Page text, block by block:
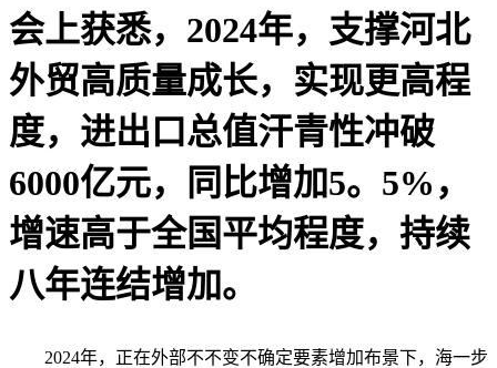
会上获悉，2024年，支撑河北
外贸高质量成长，实现更高程
度，进出口总值汗青性冲破
6000亿元，同比增加5。5%，
增速高于全国平均程度，持续
八年连结增加。
2024年，正在外部不不变不确定要素增加布景下，海一步